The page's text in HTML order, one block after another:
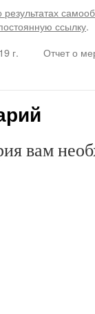
ссылку.
г. Отчет о
вам